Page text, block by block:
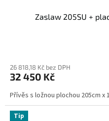
Zaslaw 205SU +
26 818,18 Kč bez DPH
32 450 Kč
Přívěs s ložnou plochou 205cm x
Tip